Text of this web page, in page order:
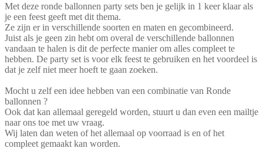
Met deze ronde ballonnen party sets ben je gelijk in 1 keer klaar als
je een feest geeft met dit thema.
Ze zijn er in verschillende soorten en maten en gecombineerd.
Juist als je geen zin hebt om overal de verschillende ballonnen
vandaan te halen is dit de perfecte manier om alles compleet te
hebben. De party set is voor elk feest te gebruiken en het voordeel is
dat je zelf niet meer hoeft te gaan zoeken.
Mocht u zelf een idee hebben van een combinatie van Ronde
ballonnen ?
Ook dat kan allemaal geregeld worden, stuurt u dan even een mailtje
naar ons toe met uw vraag.
Wij laten dan weten of het allemaal op voorraad is en of het
compleet gemaakt kan worden.